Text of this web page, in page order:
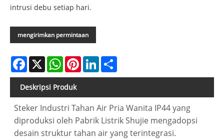
intrusi debu setiap hari.
mengirimkan permintaan
Facebook
X WhatsAppPinterestLinkedIn
Deskripsi Produk
Steker Industri Tahan Air Pria Wanita IP44 yang
diproduksi oleh Pabrik Listrik Shujie mengadopsi
desain struktur tahan air yang terintegrasi.